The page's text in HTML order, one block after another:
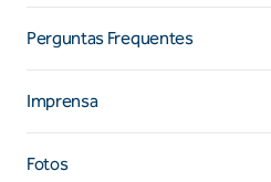
Perguntas Frequentes
Imprensa
Fotos